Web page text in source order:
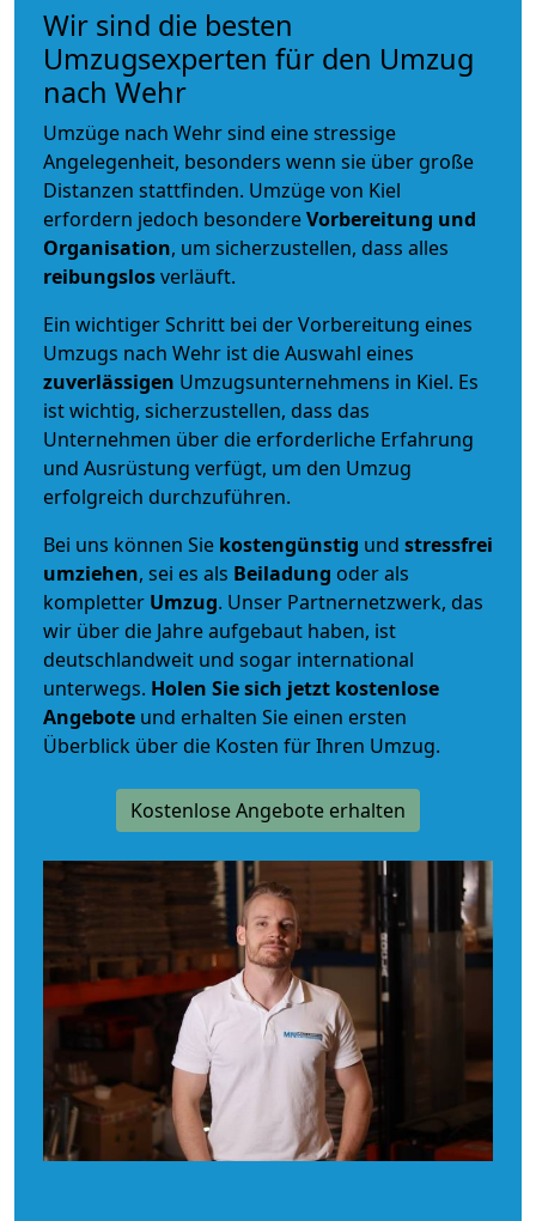
Wir sind die besten
Umzugsexperten für den Umzug
nach Wehr
Umzüge nach Wehr sind eine stressige
Angelegenheit, besonders wenn sie über große
Distanzen stattfinden. Umzüge von Kiel
erfordern jedoch besondereVorbereitung und
Organisation, um sicherzustellen, dass alles
reibungslosverläuft.
Ein wichtiger Schritt bei der Vorbereitung eines
Umzugs nach Wehr ist die Auswahl eines
zuverlässigen Umzugsunternehmens in Kiel. Es
ist wichtig, sicherzustellen, dass das
Unternehmen über die erforderliche Erfahrung
und Ausrüstung verfügt, um den Umzug
erfolgreich durchzuführen.
Bei uns können Sie kostengünstig und stressfrei
umziehen, sei es als Beiladung oder als
kompletter Umzug. Unser Partnernetzwerk, das
wir über die Jahre aufgebaut haben, ist
deutschlandweit und sogar international
unterwegs. Holen Sie sich jetzt kostenlose
Angebote und erhalten Sie einen ersten
Überblick über die Kosten für Ihren Umzug.
Kostenlose Angebote erhalten